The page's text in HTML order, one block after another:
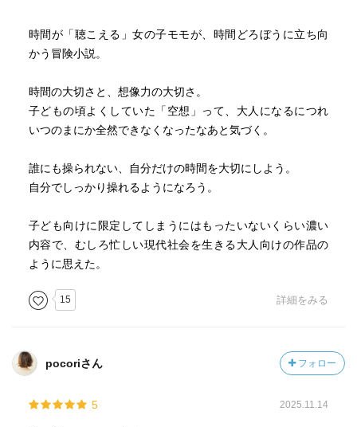
時間が「聴こえる」女の子モモが、時間どろぼうに立ち向
かう冒険小説。
時間の大切さと、想像力の大切さ。
子どもの頃よくしていた「空想」って、大人になるにつれ
いつのまにか全然できなくなったなあと気づく。
誰にも操られない、自分だけの時間を大切にしよう。
自分でしっかり操れるようになろう。
子ども向けに限定してしまうにはもったいないくらい濃い
内容で、むしろ忙しい現代社会を生きる大人向けの作品の
ように思えた。
15 詳細をみる
pocoriさん フォロー
5 2025.11.14